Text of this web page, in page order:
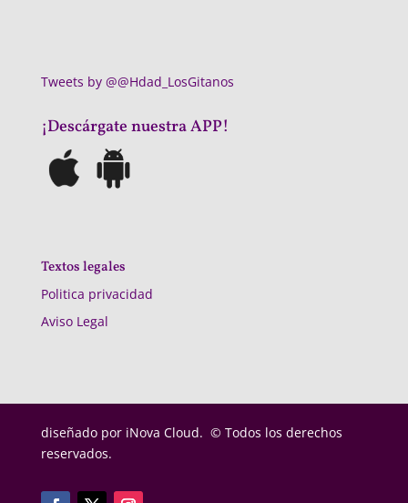
Tweets by @@Hdad_LosGitanos
¡Descárgate nuestra APP!
Textos legales
Politica privacidad
Aviso Legal
diseñado por iNova Cloud. © Todos los derechos
reservados.